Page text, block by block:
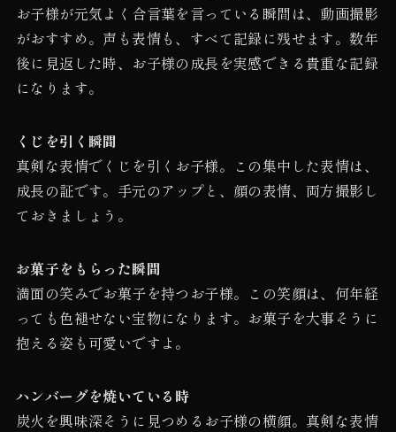
お子様が元気よく合言葉を言っている瞬間は、動画撮影
がおすすめ。声も表情も、すべて記録に残せます。数年
後に見返した時、お子様の成長を実感できる貴重な記録
になります。
くじを引く瞬間
真剣な表情でくじを引くお子様。この集中した表情は、
成長の証です。手元のアップと、顔の表情、両方撮影し
ておきましょう。
お菓子をもらった瞬間
満面の笑みでお菓子を持つお子様。この笑顔は、何年経
っても色褪せない宝物になります。お菓子を大事そうに
抱える姿も可愛いですよ。
ハンバーグを焼いている時
炭火を興味深そうに見つめるお子様の横顔。真剣な表情